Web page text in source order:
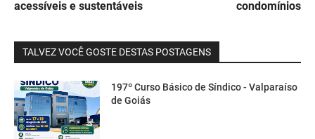
acessíveis e sustentáveis
condomínios
TALVEZ VOCÊ GOSTE DESTAS POSTAGENS
197º Curso Básico de Síndico - Valparaíso
de Goiás